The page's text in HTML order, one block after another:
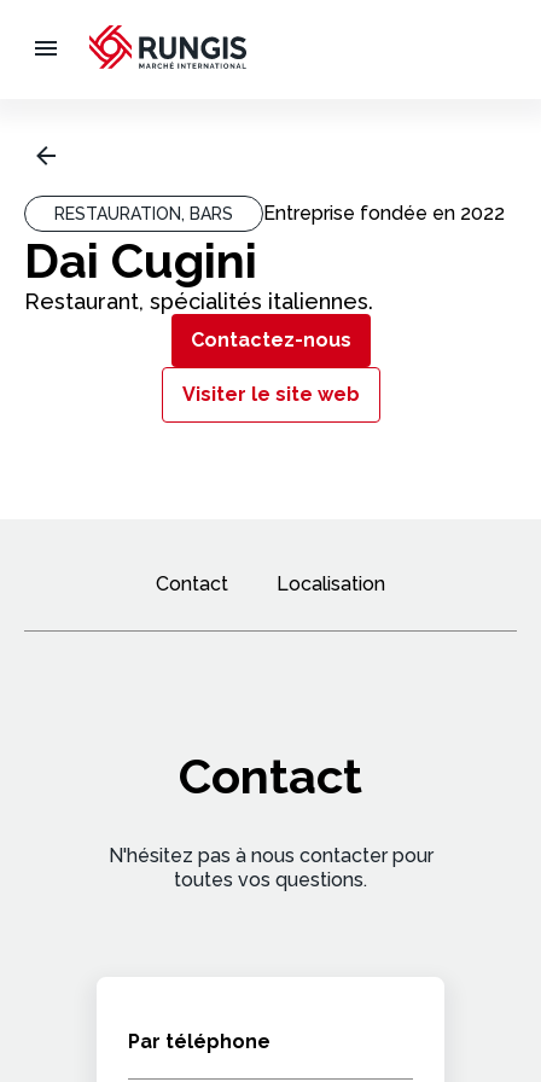
RESTAURATION, BARS Entreprise fondée en 2022
Dai Cugini
Restaurant, spécialités italiennes.
Contactez-nous
Visiter le site web
Contact Localisation
Contact
N'hésitez pas à nous contacter pour
toutes vos questions.
Par téléphone